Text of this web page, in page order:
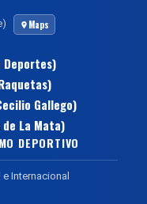
Maps
Deportes)
Gallego)
de La Mata)
DEPORTIVO
Internacional